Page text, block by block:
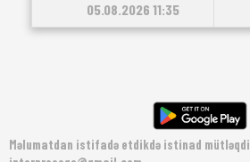
05.08.2026 11:35
Məlumatdan istifadə etdikdə istinad